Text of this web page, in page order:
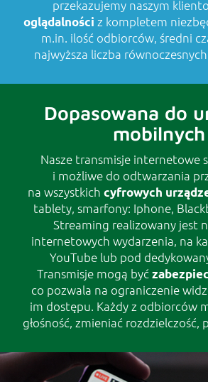
przekazujemy naszym
oglądalności z kompletem
m.in. ilość odbiorców, średni
najwyższa liczba
Dopasowana do
mobilnych
Nasze transmisje internetowe
i możliwe do odtwarzania
na wszystkich cyfrowych
tablety, smarfony: Iphone,
Streaming realizowany jest
internetowych wydarzenia, na
YouTube lub pod
Transmisje mogą być
co pozwala na ograniczenie
im dostępu. Każdy z odbiorców
głośność, zmieniać rozdzielczość,